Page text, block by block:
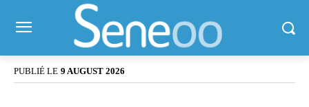
Accueil Parent Category Primary/Child Category
SAMPLE POST TITLE!
PUBLIÉ LE 9 AUGUST 2026